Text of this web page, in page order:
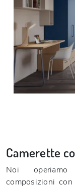
Camerette
Noi operiamo
composizioni con